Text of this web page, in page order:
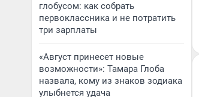
глобусом: как собрать
первоклассника и не потратить
три зарплаты
«Август принесет новые
возможности»: Тамара Глоба
назвала, кому из знаков зодиака
улыбнется удача